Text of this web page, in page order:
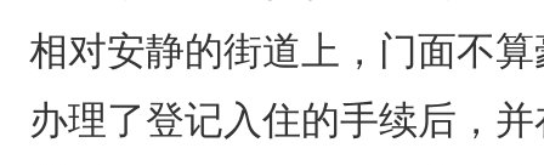
相对安静的街道上，门面不
办理了登记入住的手续后，